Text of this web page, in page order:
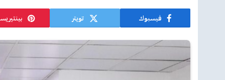
فيسبوك تويتر